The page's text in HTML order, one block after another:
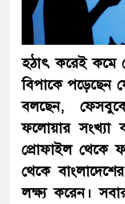
হঠাৎ করেই কমে
বিপাকে পড়েছেন
বলছেন,
ফলোয়ার
প্রোফাইল থেকে
থেকে
লক্ষ্য করেন।